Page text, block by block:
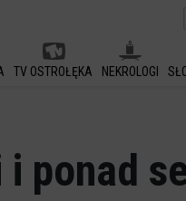
TV OSTROŁĘKA NEKROLOGI
ponad